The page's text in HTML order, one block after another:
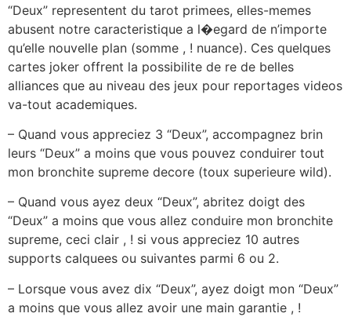
“Deux” representent du tarot primees, elles-memes
abusent notre caracteristique a l�egard de n’importe
qu’elle nouvelle plan (somme , ! nuance). Ces quelques
cartes joker offrent la possibilite de re de belles
alliances que au niveau des jeux pour reportages videos
va-tout academiques.
– Quand vous appreciez 3 “Deux”, accompagnez brin
leurs “Deux” a moins que vous pouvez conduirer tout
mon bronchite supreme decore (toux superieure wild).
– Quand vous ayez deux “Deux”, abritez doigt des
“Deux” a moins que vous allez conduire mon bronchite
supreme, ceci clair , ! si vous appreciez 10 autres
supports calquees ou suivantes parmi 6 ou 2.
– Lorsque vous avez dix “Deux”, ayez doigt mon “Deux”
a moins que vous allez avoir une main garantie , !